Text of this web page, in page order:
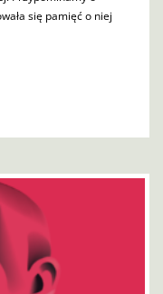
się pamięć o niej